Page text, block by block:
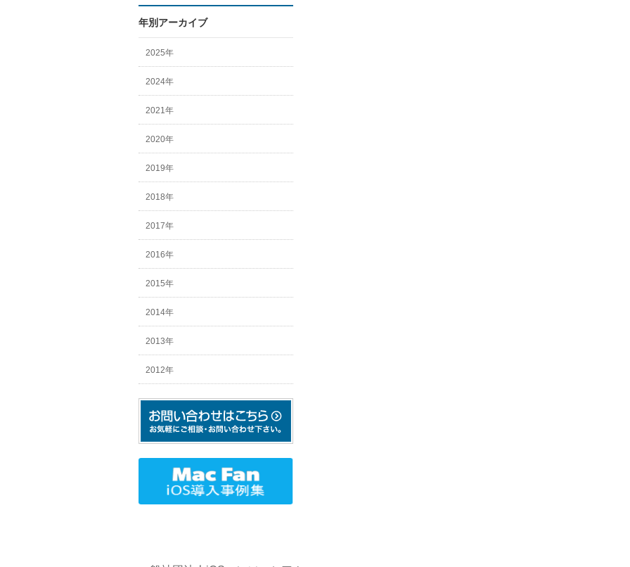
年別アーカイブ
2025年
2024年
2021年
2020年
2019年
2018年
2017年
2016年
2015年
2014年
2013年
2012年